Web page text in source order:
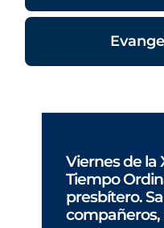
Viernes de la
Tiempo
presbítero.